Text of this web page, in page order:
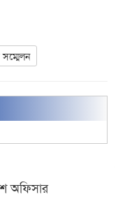
সম্মেলন
অফিসার